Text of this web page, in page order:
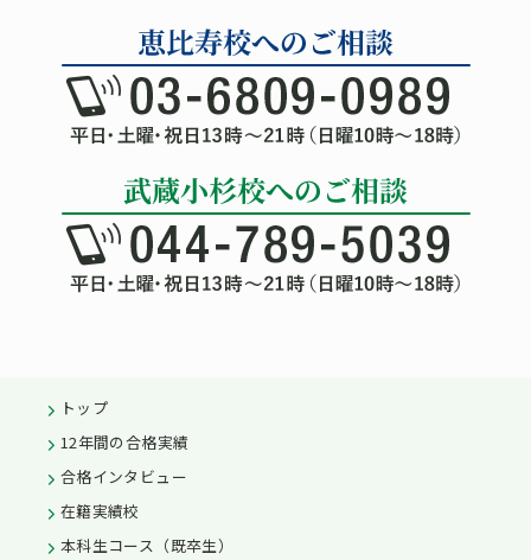
トップ
12年間の合格実績
合格インタビュー
在籍実績校
本科生コース（既卒生）